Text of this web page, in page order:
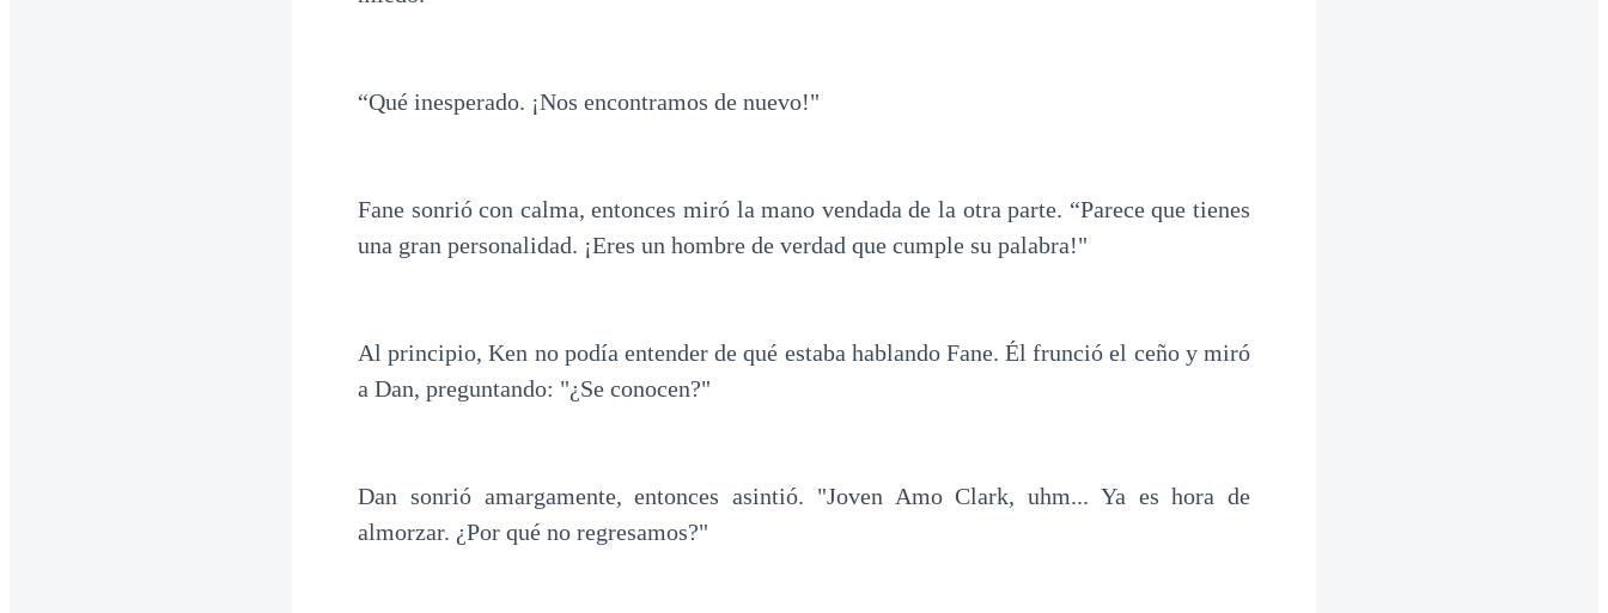
“Qué inesperado. ¡Nos encontramos de nuevo!"
Fane sonrió con calma, entonces miró la mano vendada de la otra parte. “Parece que tienes
una gran personalidad. ¡Eres un hombre de verdad que cumple su palabra!"
Al principio, Ken no podía entender de qué estaba hablando Fane. Él frunció el ceño y miró
a Dan, preguntando: "¿Se conocen?"
Dan sonrió amargamente, entonces asintió. "Joven Amo Clark, uhm... Ya es hora de
almorzar. ¿Por qué no regresamos?"